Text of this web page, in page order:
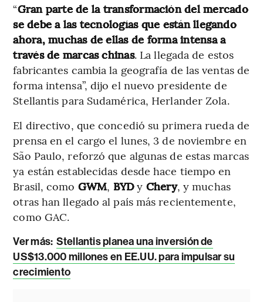
“Gran parte de la transformación del mercado
se debe a las tecnologías que están llegando
ahora, muchas de ellas de forma intensa a
través de marcas chinas. La llegada de estos
fabricantes cambia la geografía de las ventas de
forma intensa”, dijo el nuevo presidente de
Stellantis para Sudamérica, Herlander Zola.
El directivo, que concedió su primera rueda de
prensa en el cargo el lunes, 3 de noviembre en
São Paulo, reforzó que algunas de estas marcas
ya están establecidas desde hace tiempo en
Brasil, como GWM, BYDy Chery, y muchas
otras han llegado al país más recientemente,
como GAC.
Ver más: Stellantis planea una inversión de
US$13.000 millones en EE.UU. para impulsar su
crecimiento